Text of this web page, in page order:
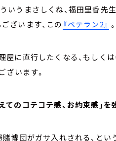
いうまさしくね、福田里香先
ざいます、この 『ベテラン2』 。
屋に直行したくなる、もしく
ざいます。
てのコテコテ感、お約束感」
賭博団がガサ入れされる、と